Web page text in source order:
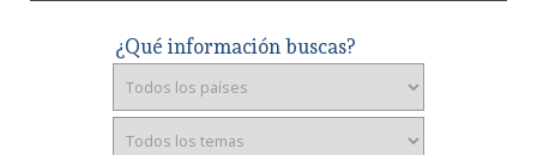
¿Qué información buscas?